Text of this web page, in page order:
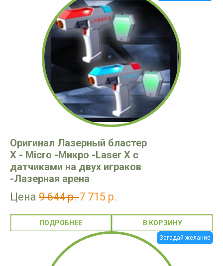
Оригинал Лазерный бластер
X - Micro -Микро -Laser X с
датчиками на двух играков
-Лазерная арена
Цена 9 644 р.7 715 р.
ПОДРОБНЕЕ
Загадай желание